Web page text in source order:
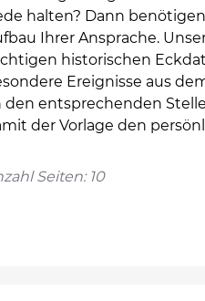
halten? Dann
Ihrer Ansprache.
historischen
Ereignisse aus
den entsprechenden
der Vorlage den
Seiten: 10